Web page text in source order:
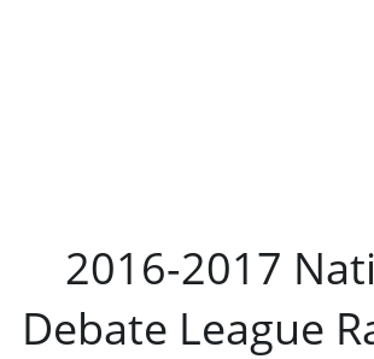
2016-2017
Debate League